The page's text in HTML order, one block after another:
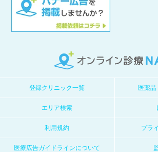
登録クリニック一覧 医薬
エリア検索
利用規約 プラ
医療広告ガイドラインについて